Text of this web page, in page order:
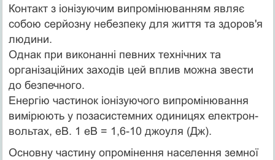
Контакт з іонізуючим випромінюванням являє
собою серйозну небезпеку для життя та здоров'я
людини.
Однак при виконанні певних технічних та
організаційних заходів цей вплив можна звести
до безпечного.
Енергію частинок іонізуючого випромінювання
вимірюють у позасистемних одиницях електрон-
вольтах, еВ. 1 еВ = 1,6-10 джоуля (Дж).
Основну частину опромінення населення земної